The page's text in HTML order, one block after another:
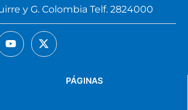
PÁGINAS
y G. Colombia Telf. 2824000